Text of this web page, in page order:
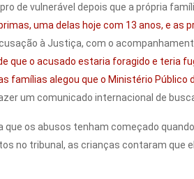
de vulnerável depois que a própria
uma delas hoje com 13 anos, e as
à Justiça, com o
que o acusado estaria foragido e teria
famílias alegou que o Ministério Público
um comunicado internacional de
que os abusos tenham começado
no tribunal, as crianças contaram que